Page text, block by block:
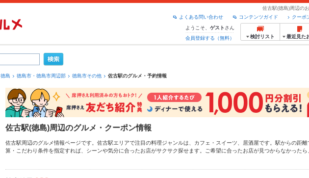
佐古駅(徳島)周辺の
クーポ
コンテンツガイド
よくある問い合わせ
ようこそ、 ゲスト さん
会員登録する（無料）
検討リスト 最近見た
徳島 徳島市・徳島市周辺部 徳島市その他 佐古駅のグルメ・予約情報
佐古駅(徳島)周辺のグルメ・クーポン情報
佐古駅周辺のグルメ情報ページです。佐古駅エリアで注目の料理ジャンルは、 カフェ・スイーツ 居酒屋です。駅からの距
算・こだわり条件を指定すれば、シーンや気分に合ったお店がサクサク探せます。ご希望に合ったお店が見つからなかったら
もチェックしてみてください。ホットペッパーグルメなら、お得なクーポンはもちろん、こだわりメニューや季節のお